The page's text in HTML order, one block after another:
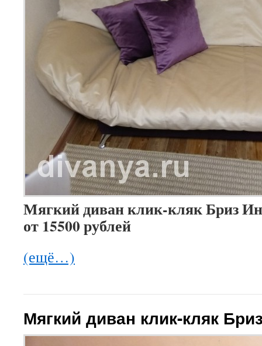
Мягкий диван клик-кляк Бриз
от 15500 рублей
(ещё…)
Мягкий диван клик-кляк